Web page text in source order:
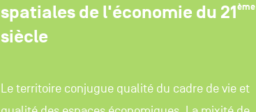
spatiales de l'économie du 21ème
siècle
Le territoire conjugue qualité du cadre de vie et